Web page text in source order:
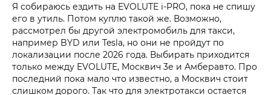
Я собираюсь ездить на EVOLUTE i‑PRO, пока не спишу
его в утиль. Потом куплю такой же. Возможно,
рассмотрел бы другой электромобиль для такси,
например BYD или Tesla, но они не пройдут по
локализации после 2026 года. Выбирать приходится
только между EVOLUTE, Москвич 3е и Амберавто. Про
последний пока мало что известно, а Москвич стоит
слишком дорого. Так что для электротакси остается